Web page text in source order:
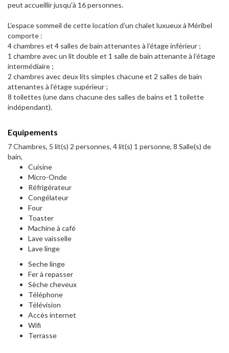
peut accueillir jusqu'à 16 personnes.
L’espace sommeil de cette location d’un chalet luxueux à Méribel
comporte :
4 chambres et 4 salles de bain attenantes à l’étage inférieur ;
1 chambre avec un lit double et 1 salle de bain attenante à l’étage
intermédiaire ;
2 chambres avec deux lits simples chacune et 2 salles de bain
attenantes à l’étage supérieur ;
8 toilettes (une dans chacune des salles de bains et 1 toilette
indépendant).
Equipements
7 Chambres, 5 lit(s) 2 personnes, 4 lit(s) 1 personne, 8 Salle(s) de
bain,
Cuisine
Micro-Onde
Réfrigérateur
Congélateur
Four
Toaster
Machine à café
Lave vaisselle
Lave linge
Seche linge
Fer à repasser
Sèche cheveux
Téléphone
Télévision
Accès internet
Wifi
Terrasse